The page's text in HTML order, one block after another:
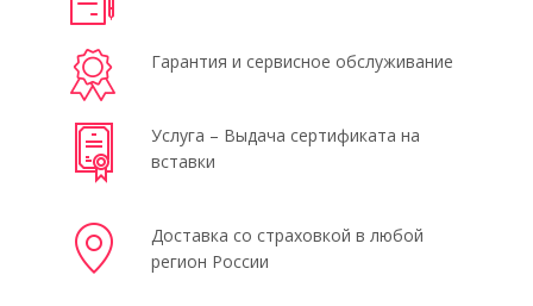
Гарантия и сервисное обслуживание
Услуга – Выдача сертификата на
вставки
Доставка со страховкой в любой
регион России